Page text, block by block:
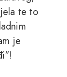
te to
je